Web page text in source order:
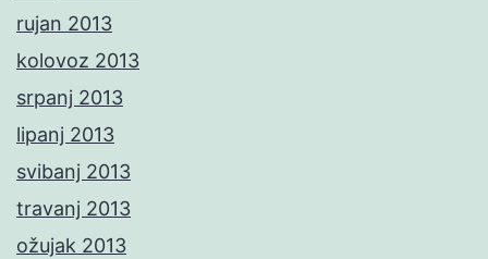
rujan 2013
kolovoz 2013
srpanj 2013
lipanj 2013
svibanj 2013
travanj 2013
ožujak 2013